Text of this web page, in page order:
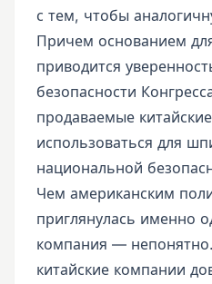
с тем, чтобы
Причем основанием
приводится
безопасности
продаваемые
использоваться для
национальной
Чем американским
приглянулась именно
компания —
китайские компании